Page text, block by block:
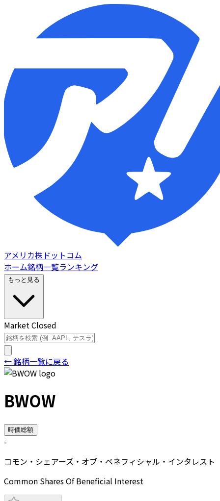
アメリカ株ドットコム
ホーム銘柄一覧ランキング
もっと見る
Market Closed
← 銘柄一覧に戻る
BWOW
時価総額
-
コモン・シェアーズ・オブ・ベネフィシャル・インタレスト
Common Shares Of Beneficial Interest